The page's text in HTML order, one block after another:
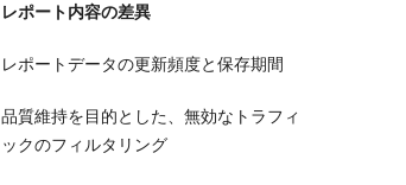
レポート内容の差異
レポートデータの更新頻度と保存期間
品質維持を目的とした、無効なトラフィ
ックのフィルタリング